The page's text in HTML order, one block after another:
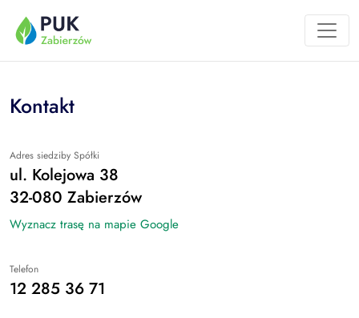
Kontakt
Adres siedziby Spółki
ul. Kolejowa 38
32-080 Zabierzów
Wyznacz trasę na mapie Google
Telefon
12 285 36 71